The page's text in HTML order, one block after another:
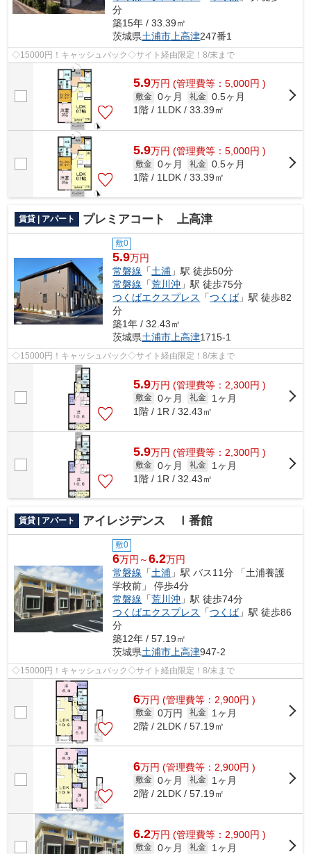
分
築15年 / 33.39㎡
茨城県土浦市 上高津247番1
◇15000円！キャッシュバック◇サイト経由限定！8/末まで
5.9万円 (管理費等：5,000円 )
敷金 0ヶ月 礼金 0.5ヶ月
1階 / 1LDK / 33.39㎡
5.9万円 (管理費等：5,000円 )
敷金 0ヶ月 礼金 0.5ヶ月
1階 / 1LDK / 33.39㎡
賃貸 | アパート プレミアコート 上高津
敷0
5.9万円
常磐線 「土浦 」駅 徒歩50分
常磐線 「荒川沖 」駅 徒歩75分
つくばエクスプレス
「つくば」駅 徒歩82
分
築1年 / 32.43㎡
茨城県土浦市上高津1715-1
◇15000円！キャッシュバック◇サイト経由限定！8/末まで
5.9万円 (管理費等：2,300円 )
敷金 0ヶ月 礼金
1ヶ月
1階 / 1R / 32.43㎡
5.9万円 (管理費等：2,300円 )
敷金 0ヶ月 礼金
1ヶ月
1階 / 1R / 32.43㎡
賃貸 | アパート アイレジデンス Ⅰ番館
敷0
6万円～6.2万円
常磐線 「土浦 」駅 バス11分 「土浦養護
学校前」 停歩4分
常磐線 「荒川沖 」駅 徒歩74分
つくばエクスプレス
「つくば」駅 徒歩86
分
築12年 / 57.19㎡
茨城県土浦市 上高津947-2
◇15000円！キャッシュバック◇サイト経由限定！8/末まで
6万円 (管理費等：2,900円 )
敷金 0万円 礼金
1ヶ月
2階 / 2LDK / 57.19㎡
6万円 (管理費等：2,900円 )
敷金 0ヶ月 礼金
1ヶ月
2階 / 2LDK / 57.19㎡
6.2万円 (管理費等：2,900円 )
敷金 0ヶ月 礼金
1ヶ月